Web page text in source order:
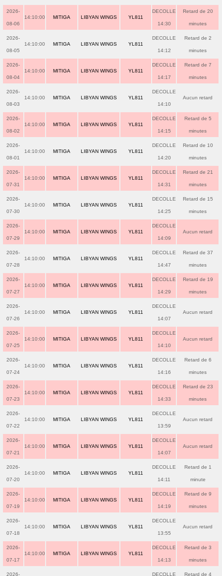
2026-
08-06
14:10:00 MITIGA LIBYAN WINGS YL811
DECOLLE
14:30
Retard de 20
minutes
2026-
08-05
14:10:00 MITIGA LIBYAN WINGS YL811
DECOLLE
14:12
Retard de 2
minutes
2026-
08-04
14:10:00 MITIGA LIBYAN WINGS YL811
DECOLLE
14:17
Retard de 7
minutes
2026-
08-03
14:10:00 MITIGA LIBYAN WINGS YL811
DECOLLE
14:10
Aucun retard
2026-
08-02
14:10:00 MITIGA LIBYAN WINGS YL811
DECOLLE
14:15
Retard de 5
minutes
2026-
08-01
14:10:00 MITIGA LIBYAN WINGS YL811
DECOLLE
14:20
Retard de 10
minutes
2026-
07-31
14:10:00 MITIGA LIBYAN WINGS YL811
DECOLLE
14:31
Retard de 21
minutes
2026-
07-30
14:10:00 MITIGA LIBYAN WINGS YL811
DECOLLE
14:25
Retard de 15
minutes
2026-
07-29
14:10:00 MITIGA LIBYAN WINGS YL811
DECOLLE
14:09
Aucun retard
2026-
07-28
14:10:00 MITIGA LIBYAN WINGS YL811
DECOLLE
14:47
Retard de 37
minutes
2026-
07-27
14:10:00 MITIGA LIBYAN WINGS YL811
DECOLLE
14:29
Retard de 19
minutes
2026-
07-26
14:10:00 MITIGA LIBYAN WINGS YL811
DECOLLE
14:07
Aucun retard
2026-
07-25
14:10:00 MITIGA LIBYAN WINGS YL811
DECOLLE
14:10
Aucun retard
2026-
07-24
14:10:00 MITIGA LIBYAN WINGS YL811
DECOLLE
14:16
Retard de 6
minutes
2026-
07-23
14:10:00 MITIGA LIBYAN WINGS YL811
DECOLLE
14:33
Retard de 23
minutes
2026-
07-22
14:10:00 MITIGA LIBYAN WINGS YL811
DECOLLE
13:59
Aucun retard
2026-
07-21
14:10:00 MITIGA LIBYAN WINGS YL811
DECOLLE
14:07
Aucun retard
2026-
07-20
14:10:00 MITIGA LIBYAN WINGS YL811
DECOLLE
14:11
Retard de 1
minute
2026-
07-19
14:10:00 MITIGA LIBYAN WINGS YL811
DECOLLE
14:19
Retard de 9
minutes
2026-
07-18
14:10:00 MITIGA LIBYAN WINGS YL811
DECOLLE
13:55
Aucun retard
2026-
07-17
14:10:00 MITIGA LIBYAN WINGS YL811
DECOLLE
14:13
Retard de 3
minutes
2026- DECOLLE Retard de 4